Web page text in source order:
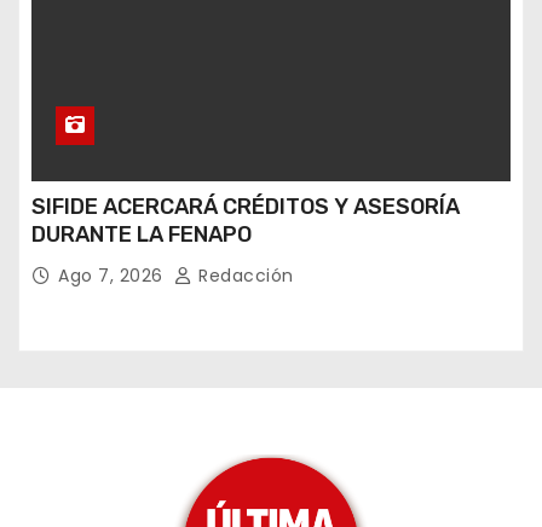
SIFIDE ACERCARÁ CRÉDITOS Y ASESORÍA
DURANTE LA FENAPO
Ago 7, 2026 Redacción